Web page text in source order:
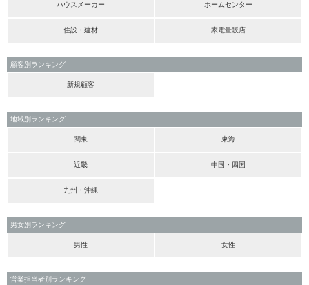
ハウスメーカー ホームセンター
住設・建材 家電量販店
顧客別ランキング
新規顧客
地域別ランキング
関東 東海
近畿 中国・四国
九州・沖縄
男女別ランキング
男性 女性
営業担当者別ランキング